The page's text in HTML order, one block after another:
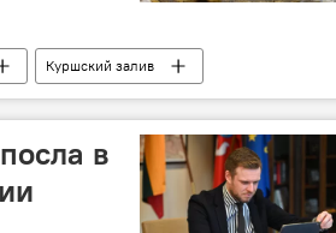
Куршский залив
среды
в